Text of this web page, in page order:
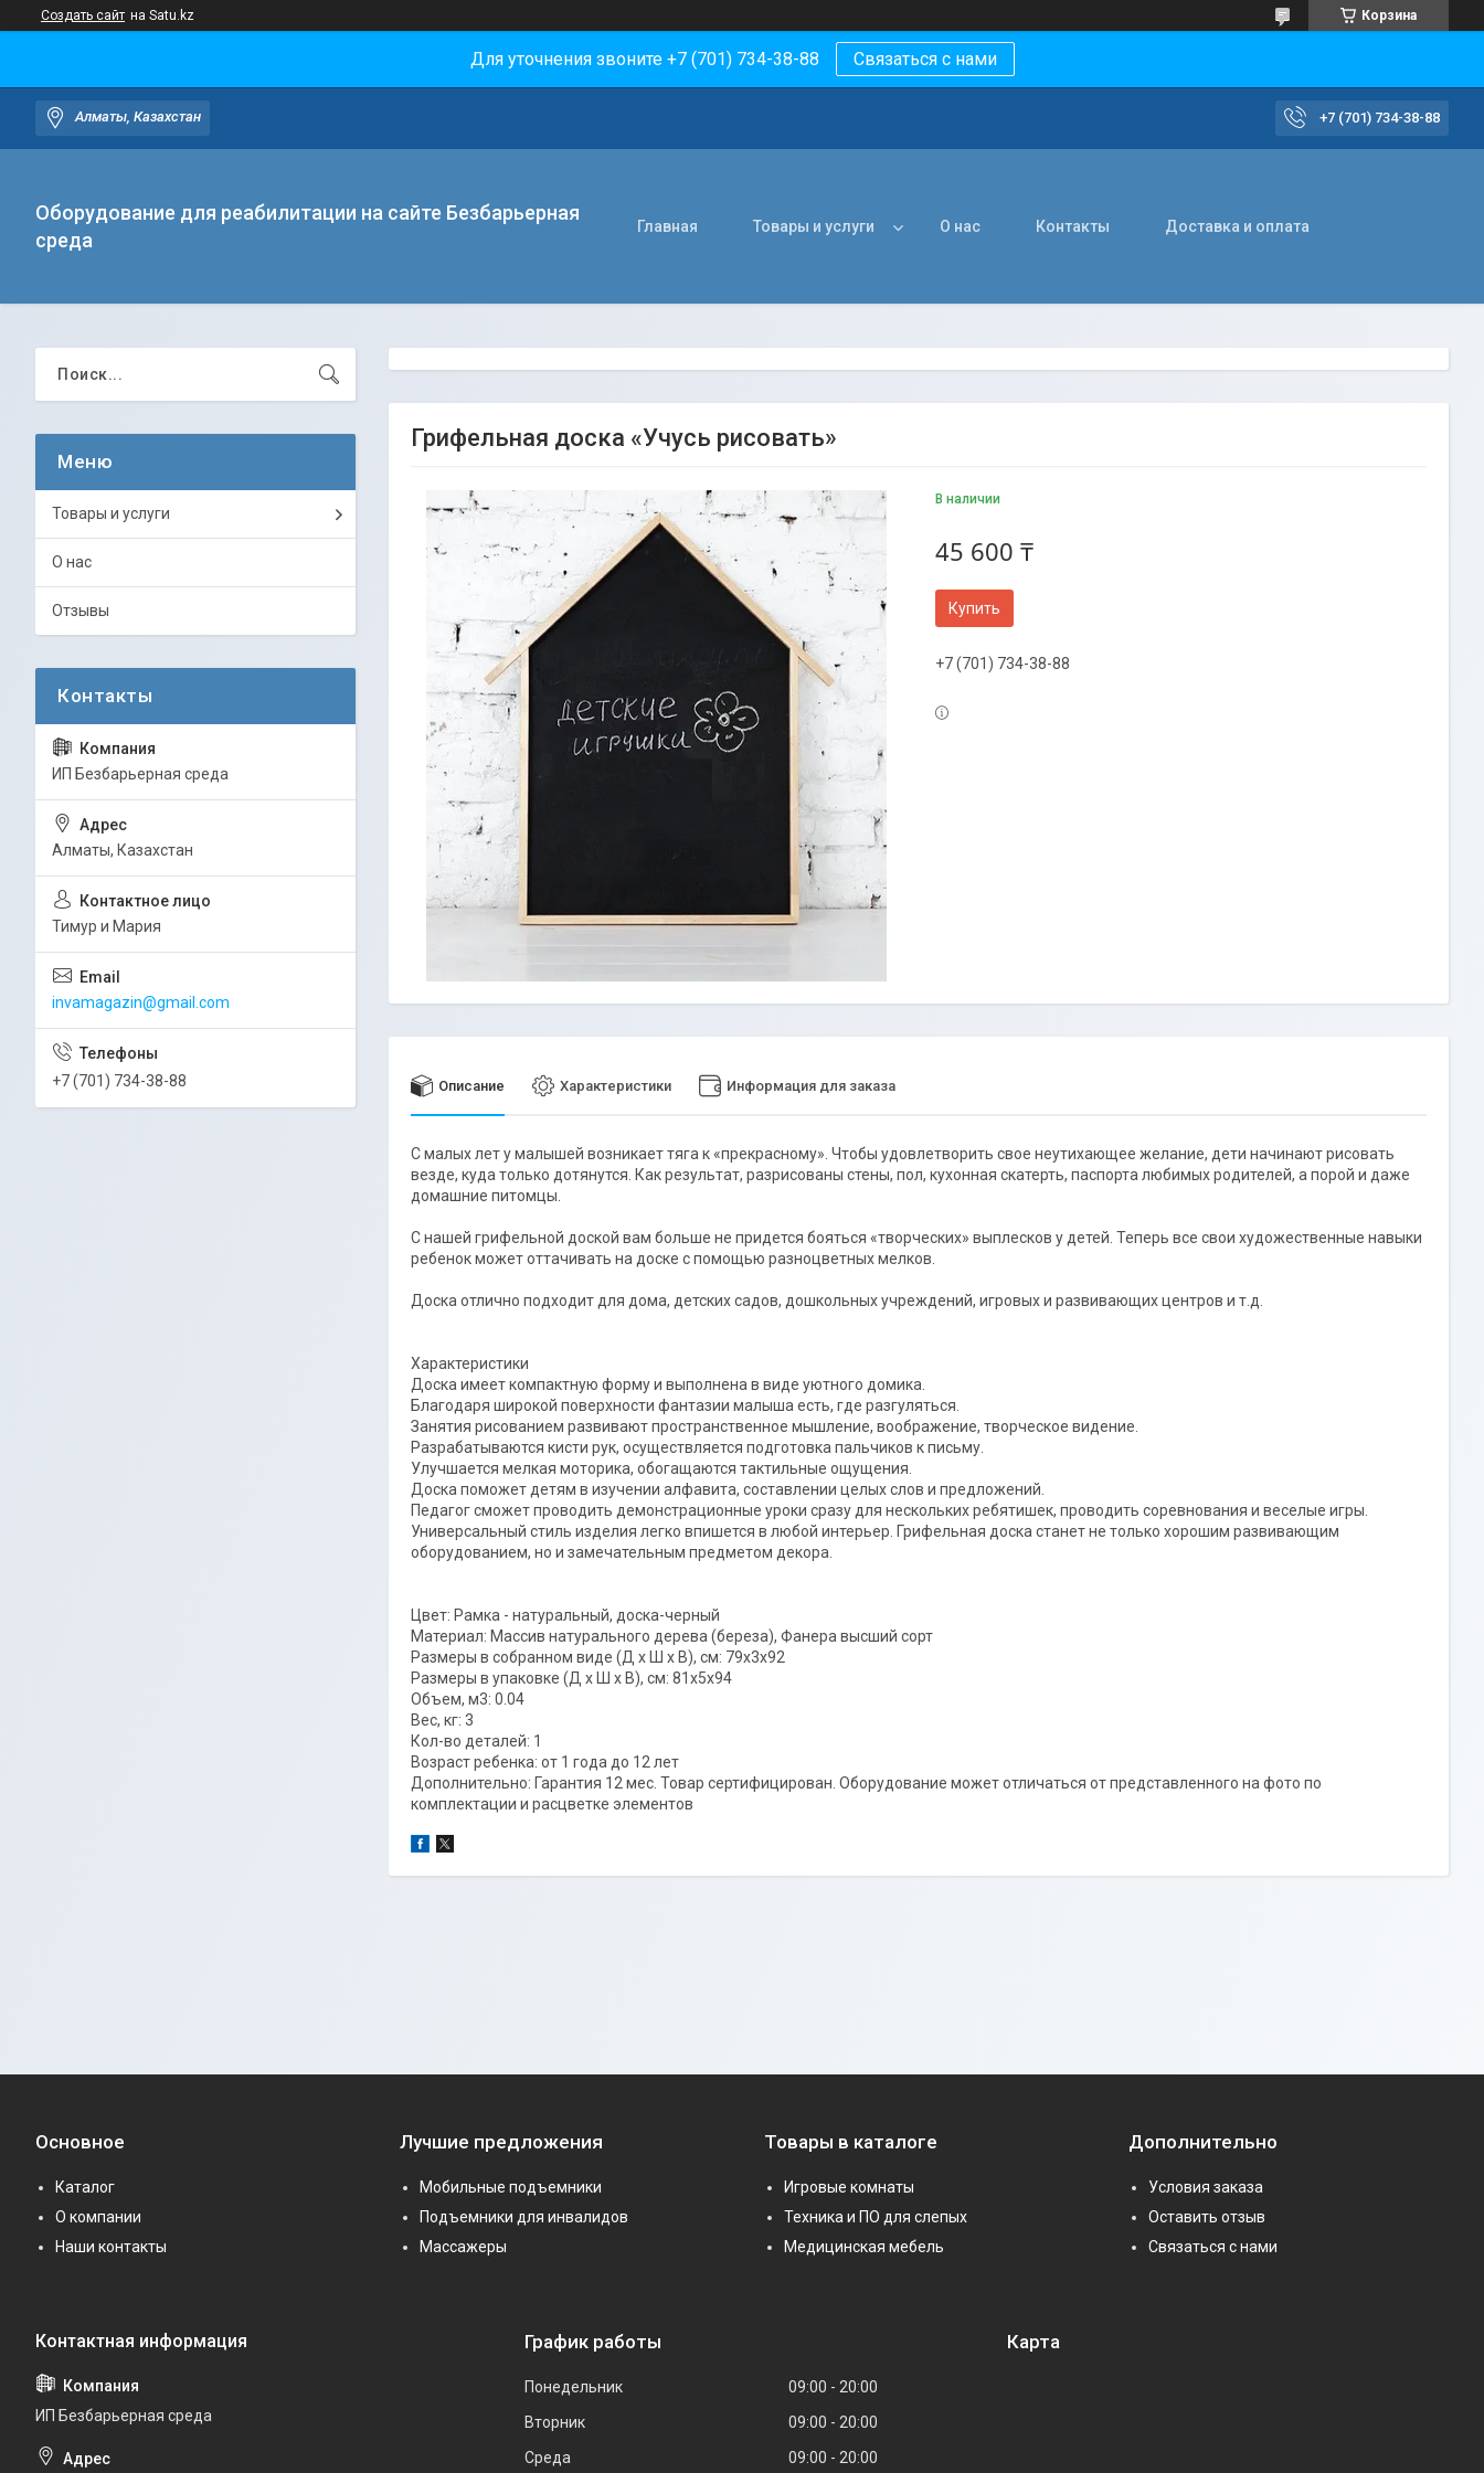
Создать сайт на Satu.kz Корзина
Для уточнения звоните +7 (701) 734-38-88 Связаться с нами
Алматы, Казахстан +7 (701) 734-38-88
Оборудование для реабилитации на сайте Безбарьерная
среда
Главная Товары и услуги О нас Контакты Доставка и оплата
Грифельная доска «Учусь рисовать»
В наличии
45 600 ₸
Купить
+7 (701) 734-38-88
Описание Характеристики Информация для заказа
С малых лет у малышей возникает тяга к «прекрасному». Чтобы удовлетворить свое неутихающее желание, дети начинают рисовать
везде, куда только дотянутся. Как результат, разрисованы стены, пол, кухонная скатерть, паспорта любимых родителей, а порой и даже
домашние питомцы.
С нашей грифельной доской вам больше не придется бояться «творческих» выплесков у детей. Теперь все свои художественные навыки
ребенок может оттачивать на доске с помощью разноцветных мелков.
Доска отлично подходит для дома, детских садов, дошкольных учреждений, игровых и развивающих центров и т.д.
Характеристики
Доска имеет компактную форму и выполнена в виде уютного домика.
Благодаря широкой поверхности фантазии малыша есть, где разгуляться.
Занятия рисованием развивают пространственное мышление, воображение, творческое видение.
Разрабатываются кисти рук, осуществляется подготовка пальчиков к письму.
Улучшается мелкая моторика, обогащаются тактильные ощущения.
Доска поможет детям в изучении алфавита, составлении целых слов и предложений.
Педагог сможет проводить демонстрационные уроки сразу для нескольких ребятишек, проводить соревнования и веселые игры.
Универсальный стиль изделия легко впишется в любой интерьер. Грифельная доска станет не только хорошим развивающим
оборудованием, но и замечательным предметом декора.
Цвет: Рамка - натуральный, доска-черный
Материал: Массив натурального дерева (береза), Фанера высший сорт
Размеры в собранном виде (Д х Ш х В), см: 79х3х92
Размеры в упаковке (Д х Ш х В), см: 81х5х94
Объем, м3: 0.04
Вес, кг: 3
Кол-во деталей: 1
Возраст ребенка: от 1 года до 12 лет
Дополнительно: Гарантия 12 мес. Товар сертифицирован. Оборудование может отличаться от представленного на фото по
комплектации и расцветке элементов
Товары и услуги
О нас
Отзывы
ИП Безбарьерная среда
Алматы, Казахстан
Тимур и Мария
invamagazin@gmail.com
+7 (701) 734-38-88
Основное
Каталог
О компании
Наши контакты
Лучшие предложения
Мобильные подъемники
Подъемники для инвалидов
Массажеры
Товары в каталоге
Игровые комнаты
Техника и ПО для слепых
Медицинская мебель
Дополнительно
Условия заказа
Оставить отзыв
Связаться с нами
ИП Безбарьерная среда
График работы
Понедельник 09:00
20:00
Вторник
09:00
20:00
Среда
09:00 20:00
Карта